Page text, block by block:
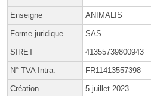
Enseigne ANIMALIS
Forme juridique SAS
SIRET 41355739800943
N° TVA Intra. FR11413557398
Création 5 juillet 2023